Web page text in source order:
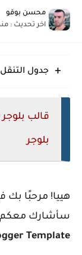
محسن بوقو
اخر تحديث :
جدول التنقل
بلوجر
هييا! مرحبًا بك
سأشارك معكم
Template